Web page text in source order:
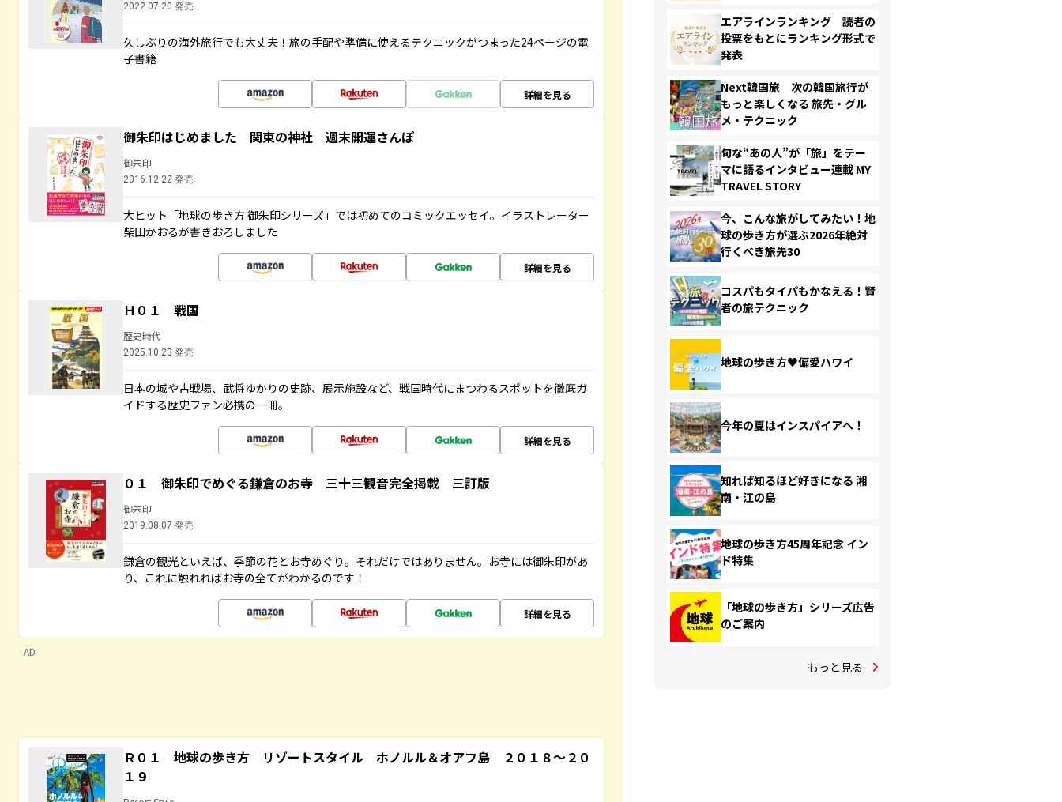
2022.07.20 発売
久しぶりの海外旅行でも大丈夫！旅の手配や準備に使えるテクニックがつまった24ページの電
子書籍
詳細を見る
御朱印はじめました 関東の神社 週末開運さんぽ
御朱印
2016.12.22 発売
大ヒット「地球の歩き方 御朱印シリーズ」では初めてのコミックエッセイ。イラストレーター
柴田かおるが書きおろしました
詳細を見る
Ｈ０１ 戦国
歴史時代
2025.10.23 発売
日本の城や古戦場、武将ゆかりの史跡、展示施設など、戦国時代にまつわるスポットを徹底ガ
イドする歴史ファン必携の一冊。
詳細を見る
０１ 御朱印でめぐる鎌倉のお寺 三十三観音完全掲載 三訂版
御朱印
2019.08.07 発売
鎌倉の観光といえば、季節の花とお寺めぐり。それだけではありません。お寺には御朱印があ
り、これに触れればお寺の全てがわかるのです！
詳細を見る
AD
Ｒ０１ 地球の歩き方 リゾートスタイル ホノルル＆オアフ島 ２０１８～２０
１９
エアラインランキング 読者の
投票をもとにランキング形式で
発表
Next韓国旅 次の韓国旅行が
もっと楽しくなる 旅先・グル
メ・テクニック
旬な“あの人”が「旅」をテー
マに語るインタビュー連載 MY
TRAVEL STORY
今、こんな旅がしてみたい！地
球の歩き方が選ぶ2026年絶対
行くべき旅先30
コスパもタイパもかなえる！賢
者の旅テクニック
地球の歩き方♥偏愛ハワイ
今年の夏はインスパイアへ！
知れば知るほど好きになる 湘
南・江の島
地球の歩き方45周年記念 イン
ド特集
「地球の歩き方」シリーズ広告
のご案内
もっと見る